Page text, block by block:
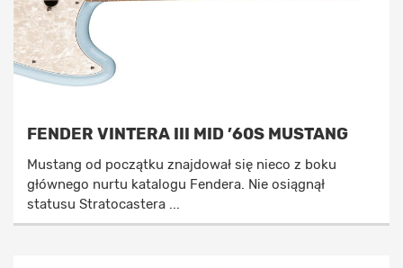
FENDER VINTERA III MID ’60S MUSTANG
Mustang od początku znajdował się nieco z boku
głównego nurtu katalogu Fendera. Nie osiągnął
statusu Stratocastera ...